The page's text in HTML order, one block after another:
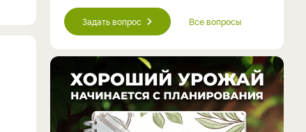
Задать вопрос Все вопросы